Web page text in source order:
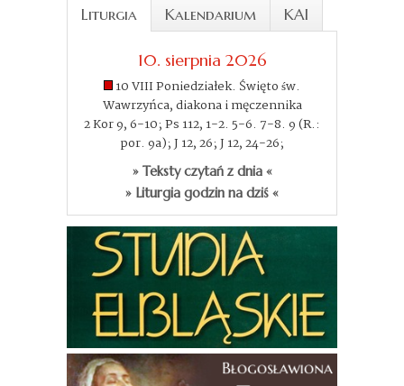
Liturgia Kalendarium KAI
10. sierpnia 2026
10 VIII Poniedziałek. Święto św.
Wawrzyńca, diakona i męczennika
2 Kor 9, 6-10; Ps 112, 1-2. 5-6. 7-8. 9 (R.:
por. 9a); J 12, 26; J 12, 24-26;
» Teksty czytań z dnia «
» Liturgia godzin na dziś «